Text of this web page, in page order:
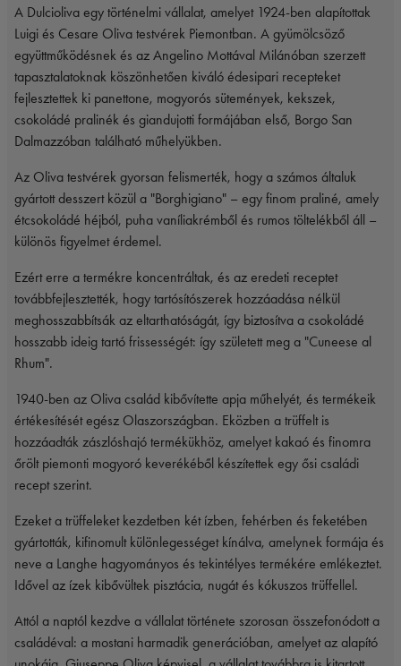
A Dulcioliva egy történelmi vállalat, amelyet 1924-ben alapítottak
Luigi és Cesare Oliva testvérek Piemontban. A gyümölcsöző
együttműködésnek és az Angelino Mottával Milánóban szerzett
tapasztalatoknak köszönhetően kiváló édesipari recepteket
fejlesztettek ki panettone, mogyorós sütemények, kekszek,
csokoládé pralinék és giandujotti formájában első, Borgo San
Dalmazzóban található műhelyükben.
Az Oliva testvérek gyorsan felismerték, hogy a számos általuk
gyártott desszert közül a "Borghigiano" – egy finom praliné, amely
étcsokoládé héjból, puha vaníliakrémből és rumos töltelékből áll –
különös figyelmet érdemel.
Ezért erre a termékre koncentráltak, és az eredeti receptet
továbbfejlesztették, hogy tartósítószerek hozzáadása nélkül
meghosszabbítsák az eltarthatóságát, így biztosítva a csokoládé
hosszabb ideig tartó frissességét: így született meg a "Cuneese al
Rhum".
1940-ben az Oliva család kibővítette apja műhelyét, és termékeik
értékesítését egész Olaszországban. Eközben a trüffelt is
hozzáadták zászlóshajó termékükhöz, amelyet kakaó és finomra
őrölt piemonti mogyoró keverékéből készítettek egy ősi családi
recept szerint.
Ezeket a trüffeleket kezdetben két ízben, fehérben és feketében
gyártották, kifinomult különlegességet kínálva, amelynek formája és
neve a Langhe hagyományos és tekintélyes termékére emlékeztet.
Idővel az ízek kibővültek pisztácia, nugát és kókuszos trüffellel.
Attól a naptól kezdve a vállalat története szorosan összefonódott a
családéval: a mostani harmadik generációban, amelyet az alapító